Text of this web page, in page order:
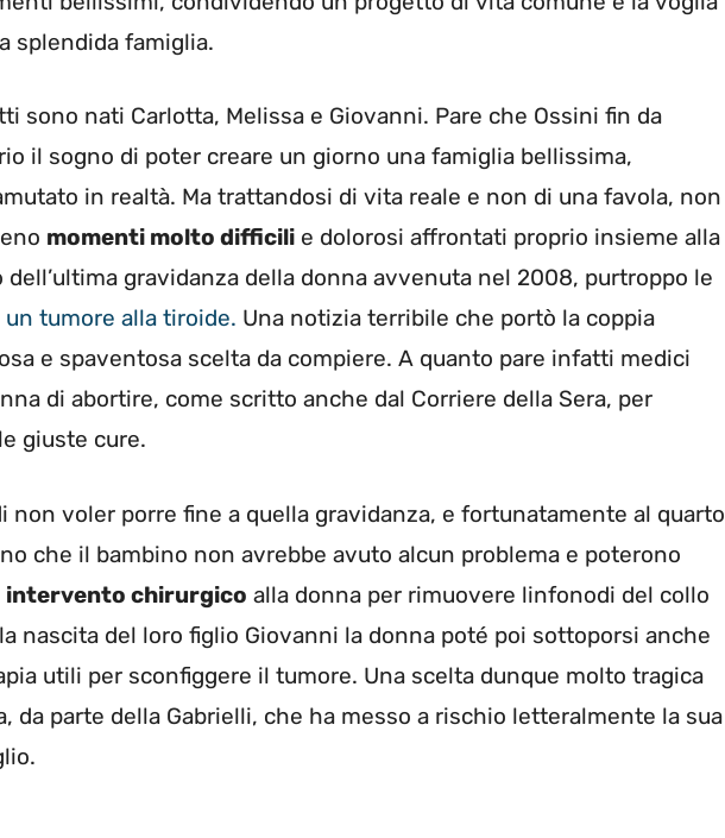
splendida famiglia.
sono nati Carlotta, Melissa e Giovanni. Pare che Ossini fin da
il sogno di poter creare un giorno una famiglia bellissima,
in realtà. Ma trattandosi di vita reale e non di una favola, non
momenti molto difficili e dolorosi affrontati proprio insieme alla
dell’ultima gravidanza della donna avvenuta nel 2008, purtroppo le
tumore alla tiroide. Una notizia terribile che portò la coppia
e spaventosa scelta da compiere. A quanto pare infatti medici
di abortire, come scritto anche dal Corriere della Sera, per
giuste cure.
non voler porre fine a quella gravidanza, e fortunatamente al quarto
che il bambino non avrebbe avuto alcun problema e poterono
intervento chirurgico alla donna per rimuovere linfonodi del collo
nascita del loro figlio Giovanni la donna poté poi sottoporsi anche
utili per sconfiggere il tumore. Una scelta dunque molto tragica
da parte della Gabrielli, che ha messo a rischio letteralmente la sua